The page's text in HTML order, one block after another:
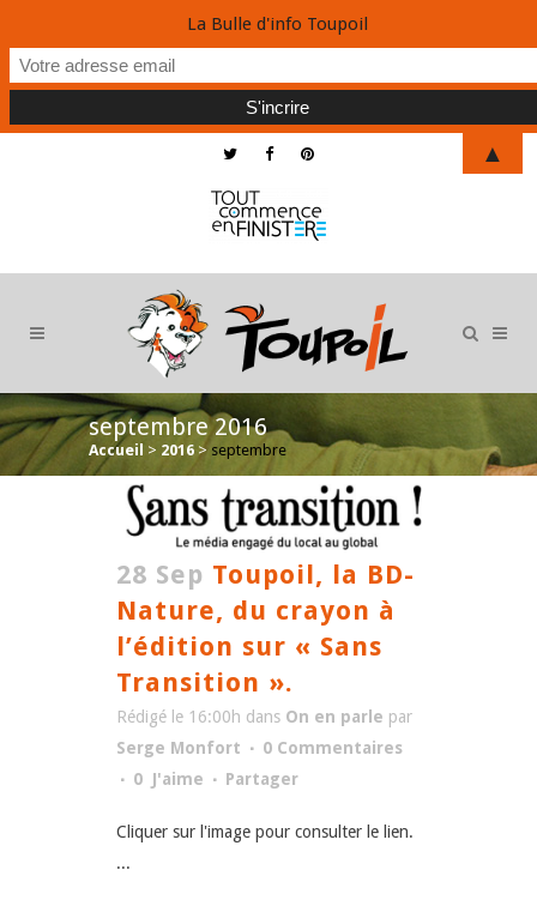
septembre 2016
Accueil > 2016 > septembre
28 Sep Toupoil, la BD-
Nature, du crayon à
l’édition sur « Sans
Transition ».
Rédigé le 16:00h dans On en parle par
Serge Monfort
0 Commentaires
0 J'aime Partager
Cliquer sur l'image pour consulter le lien.
...
La Bulle d'info Toupoil
▲